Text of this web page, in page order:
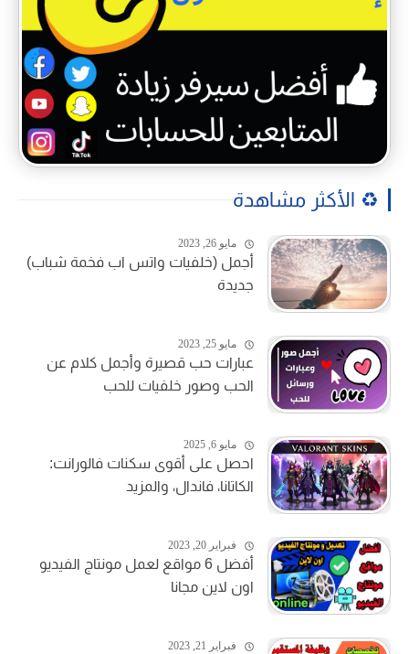
♻️ الأكثر مشاهدة
مايو 26, 2023
أجمل (خلفيات واتس اب فخمة شباب)
جديدة
مايو 25, 2023
عبارات حب قصيرة وأجمل كلام عن
الحب وصور خلفيات للحب
مايو 6, 2025
احصل على أقوى سكنات فالورانت:
الكاتانا، فاندال، والمزيد
فبراير 20, 2023
أفضل 6 مواقع لعمل مونتاج الفيديو
اون لاين مجانا
فبراير 21, 2023